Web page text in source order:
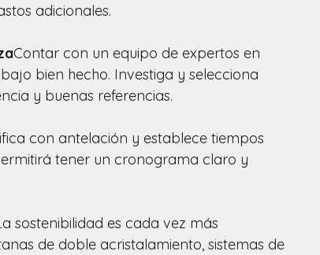
adicionales.
Contar con un equipo de expertos en
bien hecho. Investiga y selecciona
y buenas referencias.
con antelación y establece tiempos
tener un cronograma claro y
sostenibilidad es cada vez más
de doble acristalamiento, sistemas de